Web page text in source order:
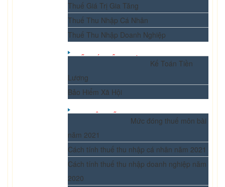
Thuế Giá Trị Gia Tăng
Thuế Thu Nhập Cá Nhân
Thuế Thu Nhập Doanh Nghiệp
KẾ TOÁN TỔNG HỢP
Kế Toán Tiền
Lương
Bảo Hiểm Xã Hội
BẠN NÊN BIẾT
Mức đóng thuế môn bài
năm 2021
Cách tính thuế thu nhập cá nhân năm 2021
Cách tính thuế thu nhập doanh nghiệp năm
2020